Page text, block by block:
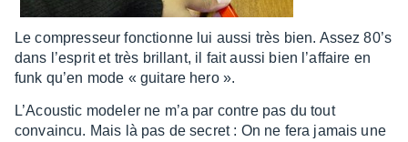
Le compres­seur fonc­tionne lui aussi très bien. Assez 80’s
dans l’es­prit et très brillant, il fait aussi bien l’af­faire en
funk qu’en mode « guitare hero ».
L’Acous­tic mode­ler ne m’a par contre pas du tout
convaincu. Mais là pas de secret : On ne fera jamais une